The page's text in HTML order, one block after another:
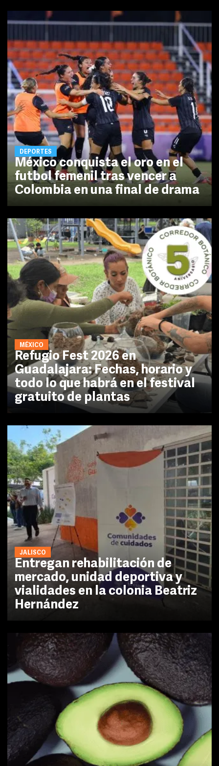
DEPORTES
México conquista el oro en el
futbol femenil tras vencer a
Colombia en una final de drama
MÉXICO
Refugio Fest 2026 en
Guadalajara: Fechas, horario y
todo lo que habrá en el festival
gratuito de plantas
JALISCO
Entregan rehabilitación de
mercado, unidad deportiva y
vialidades en la colonia Beatriz
Hernández